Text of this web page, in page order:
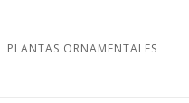
PLANTAS ORNAMENTALES